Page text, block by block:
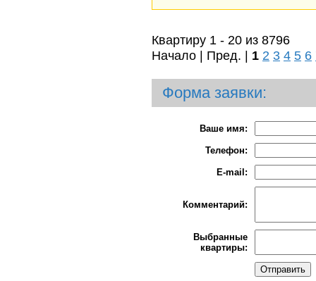
Квартиру 1 - 20 из 8796
Начало | Пред. | 1 2 3 4 5 6
Форма заявки:
Ваше имя:
Телефон:
E-mail:
Комментарий:
Выбранные
квартиры: